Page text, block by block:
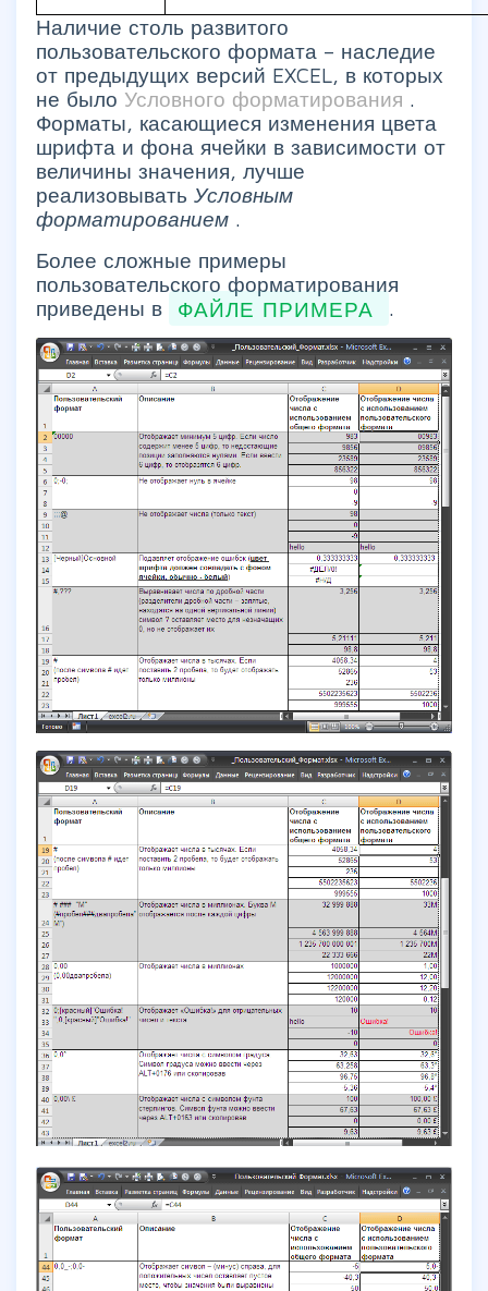
Наличие столь развитого
пользовательского формата – наследие
от предыдущих версий EXCEL, в которых
не было Условного форматирования .
Форматы, касающиеся изменения цвета
шрифта и фона ячейки в зависимости от
величины значения, лучше
реализовывать Условным
форматированием .
Более сложные примеры
пользовательского форматирования
приведены в
ФАЙЛЕ ПРИМЕРА .